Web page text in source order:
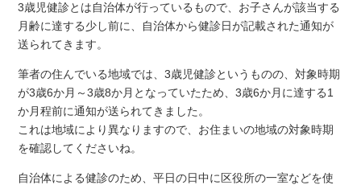
3歳児健診とは自治体が行っているもので、お子さんが該当する
月齢に達する少し前に、自治体から健診日が記載された通知が
送られてきます。
筆者の住んでいる地域では、3歳児健診というものの、対象時期
が3歳6か月～3歳8か月となっていたため、3歳6か月に達する1
か月程前に通知が送られてきました。
これは地域により異なりますので、お住まいの地域の対象時期
を確認してくださいね。
自治体による健診のため、平日の日中に区役所の一室などを使